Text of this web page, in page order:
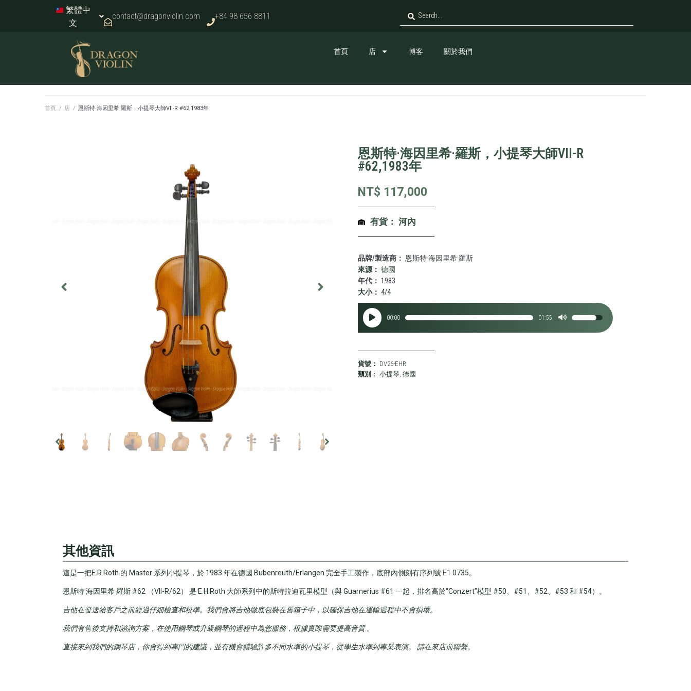
繁體中
文
contact@dragonviolin.com +84 98 656 8811
首頁 店 博客 關於我們
首頁 / 店 / 恩斯特·海因里希·羅斯，小提琴大師VII-R #62,1983年
恩斯特·海因里希·羅斯，小提琴大師VII-R
#62,1983年
NT$ 117,000
有貨： 河內
品牌/製造商： 恩斯特·海因里希·羅斯
來源： 德國
年代： 1983
大小： 4/4
音
訊
器
00:00 01:55
使
用
貨號： DV26-EHR
類別 ： 小提琴, 德國
其他資訊
這是一把E.R.Roth 的 Master 系列小提琴，於 1983 年在德國 Bubenreuth/Erlangen 完全手工製作 ，底部內側刻有序列號 E1 0735。
恩斯特·海因里希·羅斯 #62 （VII-R/62） 是 E.H.Roth 大師系列中的斯特拉迪瓦里模型（與 Guarnerius #61 一起，排名高於“Conzert”模型 #50、#51、#52、#53 和 #54）。
吉他在發送給客戶之前經過仔細檢查和校準。我們會將吉他徹底包裝在舊箱子中，以確保吉他在運輸過程中不會損壞。
我們有售後支持和諮詢方案，在使用鋼琴或升級鋼琴的過程中為您服務，根據實際需要提高音質 。
直接來到我們的鋼琴店，你會得到專門的建議，並有機會體驗許多不同水準的小提琴，從學生水準到專業表演。 請在來店前聯繫。